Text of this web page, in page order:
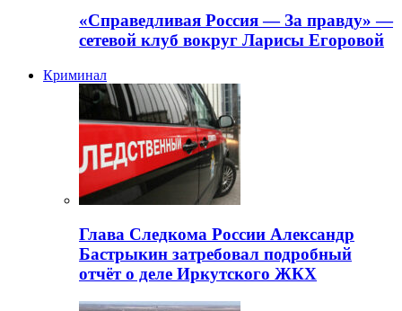
«Справедливая Россия — За правду» —
сетевой клуб вокруг Ларисы Егоровой
Криминал
Глава Следкома России Александр
Бастрыкин затребовал подробный
отчёт о деле Иркутского ЖКХ